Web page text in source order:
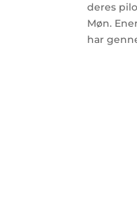
deres
Møn.
har